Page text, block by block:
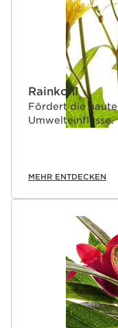
Rainkohl
Fördert die
Umwelteinflüsse.
MEHR ENTDECKEN